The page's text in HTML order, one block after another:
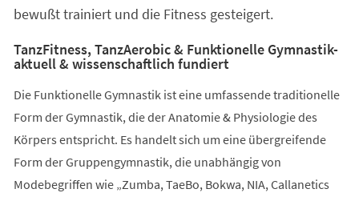
bewußt trainiert und die Fitness gesteigert.
TanzFitness, TanzAerobic & Funktionelle Gymnastik-
aktuell & wissenschaftlich fundiert
Die Funktionelle Gymnastik ist eine umfassende traditionelle
Form der Gymnastik, die der Anatomie & Physiologie des
Körpers entspricht. Es handelt sich um eine übergreifende
Form der Gruppengymnastik, die unabhängig von
Modebegriffen wie „Zumba, TaeBo, Bokwa, NIA, Callanetics